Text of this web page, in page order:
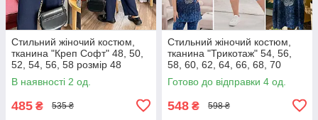
Стильний жіночий костюм,
тканина "Креп Софт" 48, 50,
52, 54, 56, 58 розмір 48
В наявності 2 од.
485 ₴ 535 ₴
Стильний жіночий костюм,
тканина "Трикотаж" 54, 56,
58, 60, 62, 64, 66, 68, 70
розмір 54
Готово до відправки 4 од.
548 ₴ 598 ₴